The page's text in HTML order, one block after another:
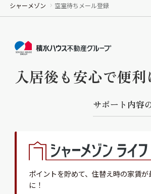
シャーメゾン 空室待ちメール登録
入居後も安心で便利
サポー ト 内容
ポイントを貯めて、 住替え時の家賃
に！